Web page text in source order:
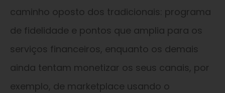
caminho oposto dos tradicionais: programa
de fidelidade e pontos que amplia para os
serviços financeiros, enquanto os demais
ainda tentam monetizar os seus canais, por
exemplo, de marketplace usando o